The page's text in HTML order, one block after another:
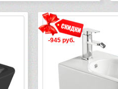
-945 руб.